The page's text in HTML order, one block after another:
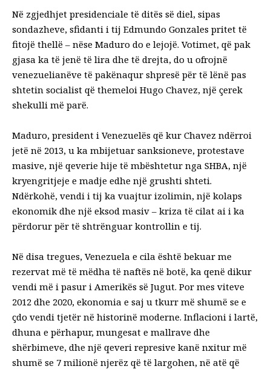
Në zgjedhjet presidenciale të ditës së diel, sipas
sondazheve, sfidanti i tij Edmundo Gonzales pritet të
fitojë thellë – nëse Maduro do e lejojë. Votimet, që pak
gjasa ka të jenë të lira dhe të drejta, do u ofrojnë
venezuelianëve të pakënaqur shpresë për të lënë pas
shtetin socialist që themeloi Hugo Chavez, një çerek
shekulli më parë.
Maduro, president i Venezuelës që kur Chavez ndërroi
jetë në 2013, u ka mbijetuar sanksioneve, protestave
masive, një qeverie hije të mbështetur nga SHBA, një
kryengritjeje e madje edhe një grushti shteti.
Ndërkohë, vendi i tij ka vuajtur izolimin, një kolaps
ekonomik dhe një eksod masiv – kriza të cilat ai i ka
përdorur për të shtrënguar kontrollin e tij.
Në disa tregues, Venezuela e cila është bekuar me
rezervat më të mëdha të naftës në botë, ka qenë dikur
vendi më i pasur i Amerikës së Jugut. Por mes viteve
2012 dhe 2020, ekonomia e saj u tkurr më shumë se e
çdo vendi tjetër në historinë moderne. Inflacioni i lartë,
dhuna e përhapur, mungesat e mallrave dhe
shërbimeve, dhe një qeveri represive kanë nxitur më
shumë se 7 milionë njerëz që të largohen, në atë që